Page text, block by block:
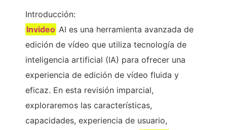
Introducción:
Invideo AI es una herramienta avanzada de
edición de vídeo que utiliza tecnología de
inteligencia artificial (IA) para ofrecer una
experiencia de edición de vídeo fluida y
eficaz. En esta revisión imparcial,
exploraremos las características,
capacidades, experiencia de usuario,